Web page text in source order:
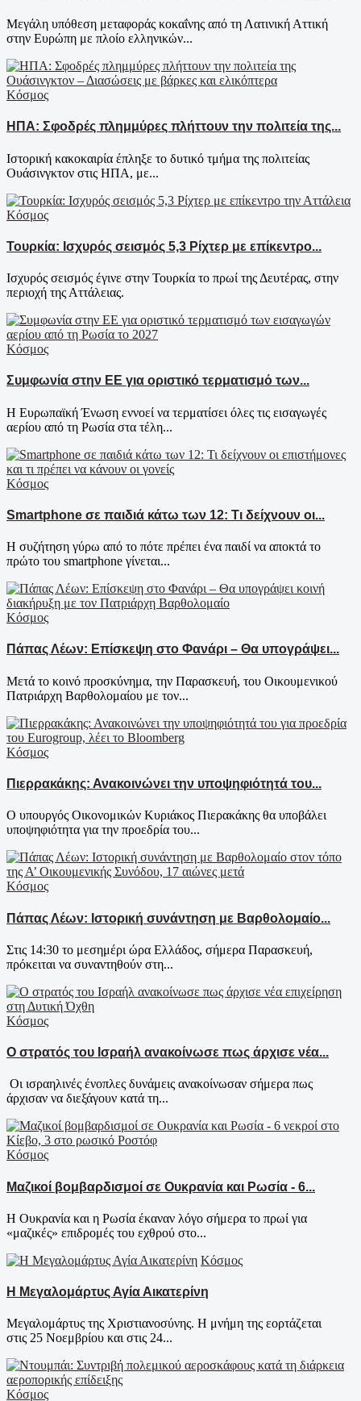
Μεγάλη υπόθεση μεταφοράς κοκαΐνης από τη Λατινική Αττική
στην Ευρώπη με πλοίο ελληνικών...
Κόσμος
ΗΠΑ: Σφοδρές πλημμύρες πλήττουν την πολιτεία της...
Ιστορική κακοκαιρία έπληξε το δυτικό τμήμα της πολιτείας
Ουάσινγκτον στις ΗΠΑ, με...
Κόσμος
Τουρκία: Ισχυρός σεισμός 5,3 Ρίχτερ με επίκεντρο...
Ισχυρός σεισμός έγινε στην Τουρκία το πρωί της Δευτέρας, στην
περιοχή της Αττάλειας.
Κόσμος
Συμφωνία στην ΕΕ για οριστικό τερματισμό των...
Η Ευρωπαϊκή Ένωση εννοεί να τερματίσει όλες τις εισαγωγές
αερίου από τη Ρωσία στα τέλη...
Κόσμος
Smartphone σε παιδιά κάτω των 12: Τι δείχνουν οι...
Η συζήτηση γύρω από το πότε πρέπει ένα παιδί να αποκτά το
πρώτο του smartphone γίνεται...
Κόσμος
Πάπας Λέων: Επίσκεψη στο Φανάρι – Θα υπογράψει...
Μετά το κοινό προσκύνημα, την Παρασκευή, του Οικουμενικού
Πατριάρχη Βαρθολομαίου με τον...
Κόσμος
Πιερρακάκης: Ανακοινώνει την υποψηφιότητά του...
Ο υπουργός Οικονομικών Κυριάκος Πιερακάκης θα υποβάλει
υποψηφιότητα για την προεδρία του...
Κόσμος
Πάπας Λέων: Ιστορική συνάντηση με Βαρθολομαίο...
Στις 14:30 το μεσημέρι ώρα Ελλάδος, σήμερα Παρασκευή,
πρόκειται να συναντηθούν στη...
Κόσμος
Ο στρατός του Ισραήλ ανακοίνωσε πως άρχισε νέα...
Οι ισραηλινές ένοπλες δυνάμεις ανακοίνωσαν σήμερα πως
άρχισαν να διεξάγουν κατά τη...
Κόσμος
Μαζικοί βομβαρδισμοί σε Ουκρανία και Ρωσία - 6...
Η Ουκρανία και η Ρωσία έκαναν λόγο σήμερα το πρωί για
«μαζικές» επιδρομές του εχθρού στο...
Κόσμος
Η Μεγαλομάρτυς Αγία Αικατερίνη
Μεγαλομάρτυς της Χριστιανοσύνης. Η μνήμη της εορτάζεται
στις 25 Νοεμβρίου και στις 24...
Κόσμος